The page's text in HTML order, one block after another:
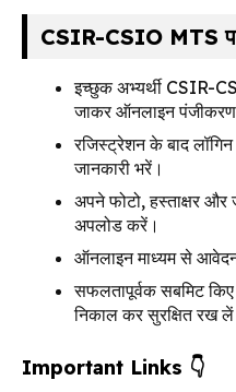
CSIR-CSIO MTS
इच्छुक अभ्यर्थी CSIR-
जाकर ऑनलाइन
रजिस्ट्रेशन के बाद
जानकारी भरें।
अपने फोटो, हस्ताक्षर और
अपलोड करें।
ऑनलाइन माध्यम से
सफलतापूर्वक सबमिट
निकाल कर सुरक्षित रख
Important Links 👇